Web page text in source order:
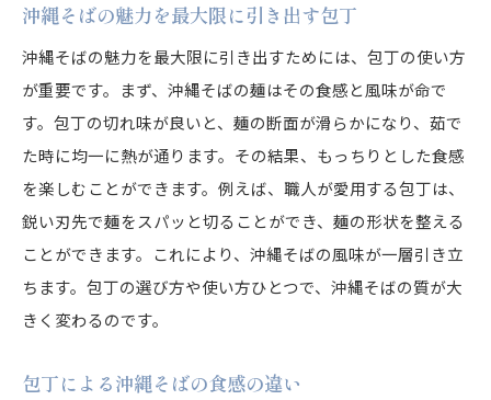
沖縄そばの魅力を最大限に引き出す包丁
沖縄そばの魅力を最大限に引き出すためには、包丁の使い方
が重要です。まず、沖縄そばの麺はその食感と風味が命で
す。包丁の切れ味が良いと、麺の断面が滑らかになり、茹で
た時に均一に熱が通ります。その結果、もっちりとした食感
を楽しむことができます。例えば、職人が愛用する包丁は、
鋭い刃先で麺をスパッと切ることができ、麺の形状を整える
ことができます。これにより、沖縄そばの風味が一層引き立
ちます。包丁の選び方や使い方ひとつで、沖縄そばの質が大
きく変わるのです。
包丁による沖縄そばの食感の違い